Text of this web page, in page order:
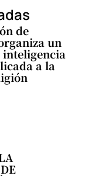
de
un
a la